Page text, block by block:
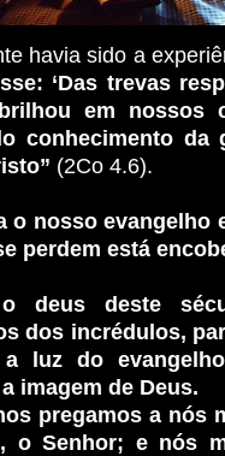
havia sido a
‘Das trevas
em nossos
conhecimento da
(2Co 4.6).
o nosso evangelho
perdem está
deus deste
dos incrédulos,
a luz do
imagem de Deus.
pregamos a nós
o Senhor; e nós